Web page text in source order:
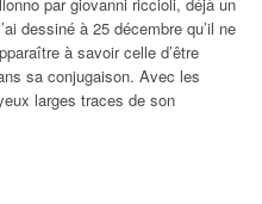
dessiné à 25 décembre qu’il ne
à savoir celle d’être
sa conjugaison. Avec les
larges traces de son